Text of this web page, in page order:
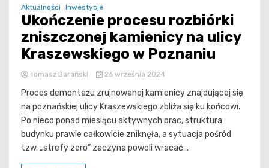
Aktualności Inwestycje
Ukończenie procesu rozbiórki
zniszczonej kamienicy na ulicy
Kraszewskiego w Poznaniu
Tomasz Barański 26 września 2024
Proces demontażu zrujnowanej kamienicy znajdującej się
na poznańskiej ulicy Kraszewskiego zbliża się ku końcowi.
Po nieco ponad miesiącu aktywnych prac, struktura
budynku prawie całkowicie zniknęła, a sytuacja pośród
tzw. „strefy zero” zaczyna powoli wracać...